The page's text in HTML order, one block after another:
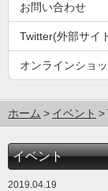
お問い合わせ
Twitter(外部サイ
オンラインショ
ホーム イベント
イベント
2019.04.19